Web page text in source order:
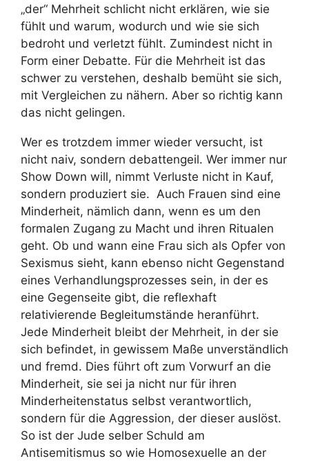
„der“ Mehrheit schlicht nicht erklären, wie sie
fühlt und warum, wodurch und wie sie sich
bedroht und verletzt fühlt. Zumindest nicht in
Form einer Debatte. Für die Mehrheit ist das
schwer zu verstehen, deshalb bemüht sie sich,
mit Vergleichen zu nähern. Aber so richtig kann
das nicht gelingen.
Wer es trotzdem immer wieder versucht, ist
nicht naiv, sondern debattengeil. Wer immer nur
Show Down will, nimmt Verluste nicht in Kauf,
sondern produziert sie. Auch Frauen sind eine
Minderheit, nämlich dann, wenn es um den
formalen Zugang zu Macht und ihren Ritualen
geht. Ob und wann eine Frau sich als Opfer von
Sexismus sieht, kann ebenso nicht Gegenstand
eines Verhandlungsprozesses sein, in der es
eine Gegenseite gibt, die reflexhaft
relativierende Begleitumstände heranführt.
Jede Minderheit bleibt der Mehrheit, in der sie
sich befindet, in gewissem Maße unverständlich
und fremd. Dies führt oft zum Vorwurf an die
Minderheit, sie sei ja nicht nur für ihren
Minderheitenstatus selbst verantwortlich,
sondern für die Aggression, der dieser auslöst.
So ist der Jude selber Schuld am
Antisemitismus so wie Homosexuelle an der